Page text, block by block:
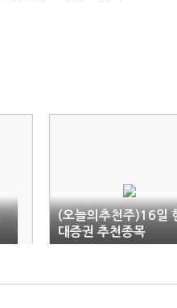
(오늘의추천주)16일
대증권 추천종목